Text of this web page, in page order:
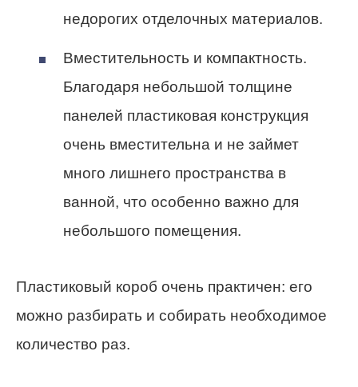
недорогих отделочных материалов.
Вместительность и компактность.
Благодаря небольшой толщине
панелей пластиковая конструкция
очень вместительна и не займет
много лишнего пространства в
ванной, что особенно важно для
небольшого помещения.
Пластиковый короб очень практичен: его
можно разбирать и собирать необходимое
количество раз.